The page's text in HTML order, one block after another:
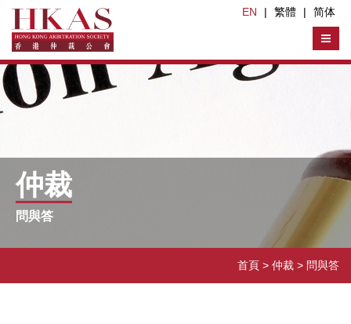
EN | 繁體 | 简体
仲裁
問與答
首頁 > 仲裁 > 問與答